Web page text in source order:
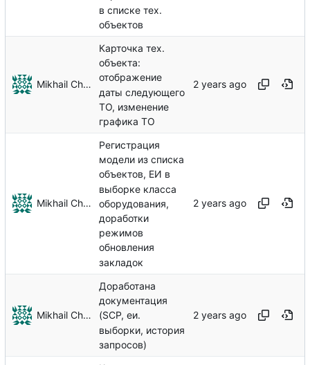
в списке тех.
объектов
Mikhail Chechnev
Карточка тех.
объекта:
отображение
даты следующего
ТО, изменение
графика ТО
Mikhail Chechnev
Регистрация
модели из списка
объектов, ЕИ в
выборке класса
оборудования,
доработки
режимов
обновления
закладок
Mikhail Chechnev
Доработана
документация
(SCP, еи.
выборки, история
запросов)